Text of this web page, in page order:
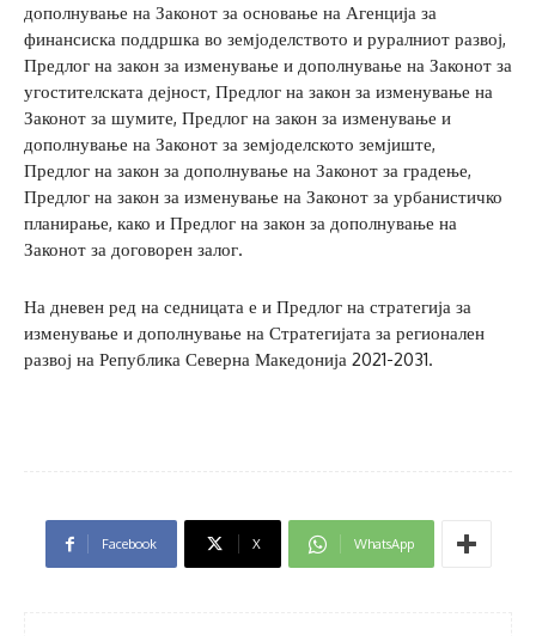
дополнување на Законот за основање на Агенција за
финансиска поддршка во земјоделството и руралниот развој,
Предлог на закон за изменување и дополнување на Законот за
угостителската дејност, Предлог на закон за изменување на
Законот за шумите, Предлог на закон за изменување и
дополнување на Законот за земјоделското земјиште,
Предлог на закон за дополнување на Законот за градење,
Предлог на закон за изменување на Законот за урбанистичко
планирање, како и Предлог на закон за дополнување на
Законот за договорен залог.
На дневен ред на седницата е и Предлог на стратегија за
изменување и дополнување на Стратегијата за регионален
развој на Република Северна Македонија 2021-2031.
Facebook X WhatsApp